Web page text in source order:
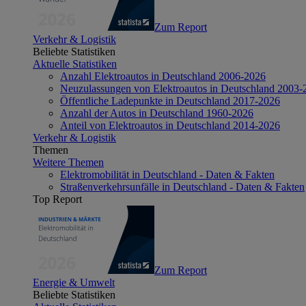
Zum Report
Verkehr & Logistik
Beliebte Statistiken
Aktuelle Statistiken
Anzahl Elektroautos in Deutschland 2006-2026
Neuzulassungen von Elektroautos in Deutschland 2003-
Öffentliche Ladepunkte in Deutschland 2017-2026
Anzahl der Autos in Deutschland 1960-2026
Anteil von Elektroautos in Deutschland 2014-2026
Verkehr & Logistik
Themen
Weitere Themen
Elektromobilität in Deutschland - Daten & Fakten
Straßenverkehrsunfälle in Deutschland - Daten & Fakten
Top Report
Zum Report
Energie & Umwelt
Beliebte Statistiken